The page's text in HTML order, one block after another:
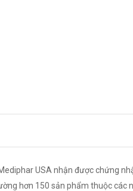
USA nhận được chứng
hơn 150 sản phẩm thuộc các